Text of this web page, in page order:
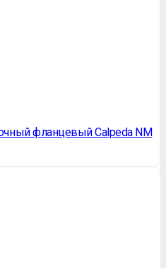
фланцевый Calpeda NM